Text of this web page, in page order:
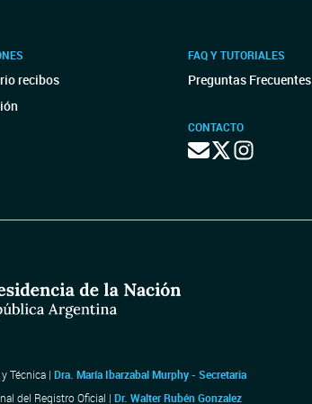
recibos
FAQ Y TUTORIALES
Preguntas Frecuentes
CONTACTO
Técnica | Dra. María Ibarzabal Murphy - Secretaria
del Registro Oficial | Dr. Walter Rubén Gonzalez